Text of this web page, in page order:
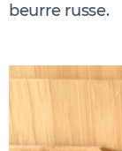
beurre russe.